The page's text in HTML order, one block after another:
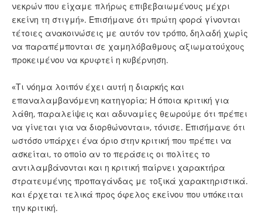
νεκρών που είχαμε πλήρως επιβεβαιωμένους μέχρι
εκείνη τη στιγμή». Επισήμανε ότι πρώτη φορά γίνονται
τέτοιες ανακοινώσεις με αυτόν τον τρόπο, δηλαδή χωρίς
να παραπέμπονται σε χαμηλόβαθμους αξιωματούχους
προκειμένου να κρυφτεί η κυβέρνηση.
«Τι νόημα λοιπόν έχει αυτή η διαρκής και
επαναλαμβανόμενη κατηγορία; Η όποια κριτική για
λάθη, παραλείψεις και αδυναμίες θεωρούμε ότι πρέπει
να γίνεται για να διορθώνονται», τόνισε. Επισήμανε ότι
ωστόσο υπάρχει ένα όριο στην κριτική που πρέπει να
ασκείται, το οποίο αν το περάσεις οι πολίτες το
αντιλαμβάνονται και η κριτική παίρνει χαρακτήρα
στρατευμένης προπαγάνδας με τοξικά χαρακτηριστικά.
και έρχεται τελικά προς όφελος εκείνου που υπόκειται
την κριτική.